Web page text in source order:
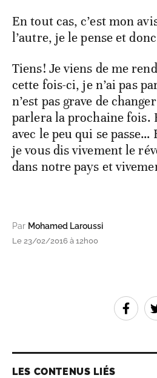
En tout cas, c’est mon
l’autre, je le pense et
Tiens! Je viens de me
cette fois-ci, je n’ai pas
n’est pas grave de
parlera la prochaine fois.
avec le peu qui se passe…
je vous dis vivement le
dans notre pays et
Par Mohamed Laroussi
Le 23/02/2016 à 12h00
LES CONTENUS LIÉS